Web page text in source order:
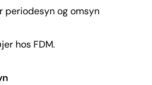
periodesyn og omsyn
hos FDM.